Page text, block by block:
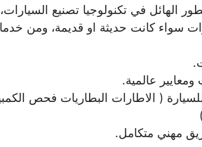
الهائل في تكنولوجيا تصنيع
سواء كانت حديثة او قديمة، ومن
عالمية.
( الاطارات البطاريات فحص
مهني متكامل.